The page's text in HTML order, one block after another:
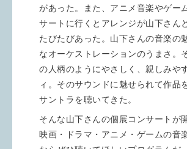
があった。また、アニメ音楽やゲー
サートに行くとアレンジが山下さん
たびたびあった。山下さんの音楽の
なオーケストレーションのうまさ。
の人柄のようにやさしく、親しみや
ィ。そのサウンドに魅せられて作品
サントラを聴いてきた。
そんな山下さんの個展コンサートが
映画・ドラマ・アニメ・ゲームの音